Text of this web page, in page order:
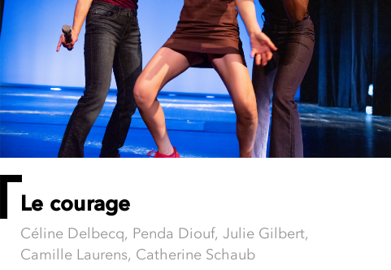
Le courage
Céline Delbecq, Penda Diouf, Julie Gilbert,
Camille Laurens, Catherine Schaub